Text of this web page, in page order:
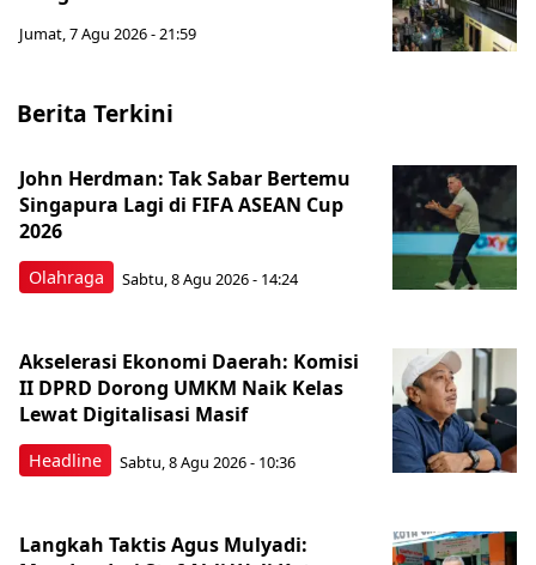
Jumat, 7 Agu 2026 - 21:59
Berita Terkini
Olahraga
John Herdman: Tak Sabar Bertemu
Singapura Lagi di FIFA ASEAN Cup
2026
Sabtu, 8 Agu 2026 - 14:24
Headline
Akselerasi Ekonomi Daerah: Komisi
II DPRD Dorong UMKM Naik Kelas
Lewat Digitalisasi Masif
Sabtu, 8 Agu 2026 - 10:36
Langkah Taktis Agus Mulyadi: